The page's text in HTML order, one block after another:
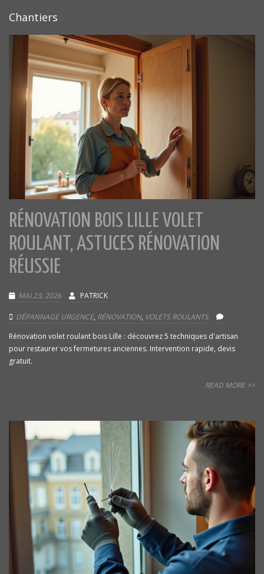
Chantiers
RÉNOVATION BOIS LILLE VOLET
ROULANT, ASTUCES RÉNOVATION
RÉUSSIE
MAI 23, 2026 PATRICK
DÉPANNAGE URGENCE, RÉNOVATION, VOLETS ROULANTS
Rénovation volet roulant bois Lille : découvrez 5 techniques d'artisan
pour restaurer vos fermetures anciennes. Intervention rapide, devis
gratuit.
READ MORE >>